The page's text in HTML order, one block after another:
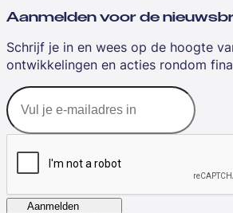
Aanmelden voor de
Schrijf je in en wees op de hoogte
ontwikkelingen en acties rondom
Aanmelden